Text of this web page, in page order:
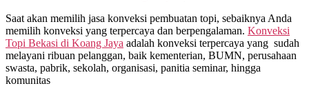
Saat akan memilih jasa konveksi pembuatan topi, sebaiknya Anda
memilih konveksi yang terpercaya dan berpengalaman. Konveksi
Topi Bekasi di Koang Jaya adalah konveksi terpercaya yang sudah
melayani ribuan pelanggan, baik kementerian, BUMN, perusahaan
swasta, pabrik, sekolah, organisasi, panitia seminar, hingga
komunitas